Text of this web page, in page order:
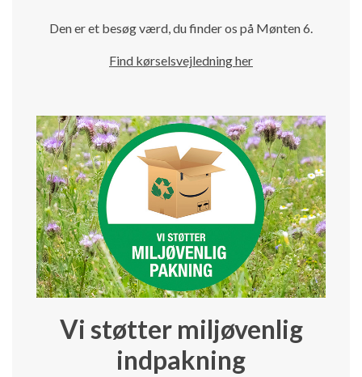
Den er et besøg værd, du finder os på Mønten 6.
Find kørselsvejledning her
Vi støtter miljøvenlig
indpakning